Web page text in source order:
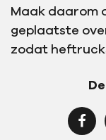
Maak daarom
geplaatste
zodat